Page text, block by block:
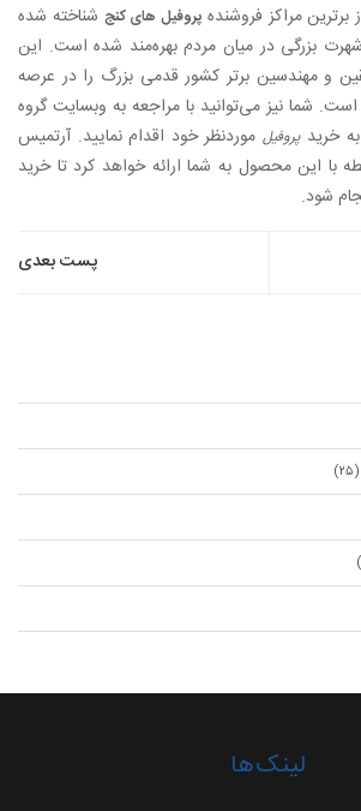
مراکز فروشنده پروفیل های کنج شناخته شده
بزرگی در میان مردم بهره‌مند شده است. این
و مهندسین برتر کشور قدمی بزرگ را در عرصه
است. شما نیز می‌توانید با مراجعه به وبسایت گروه
خریدپروفیل موردنظر خود اقدام نمایید. آرتمیس
با این محصول به شما ارائه خواهد کرد تا خرید
شود.
پست بعدی
(۲۵)
لینک‌ها